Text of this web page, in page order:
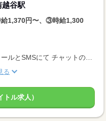
越谷駅
1,370円〜、③時給1,300
る
ル求人）